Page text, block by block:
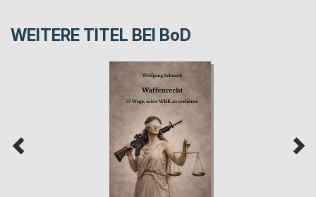
WEITERE TITEL BEI BoD